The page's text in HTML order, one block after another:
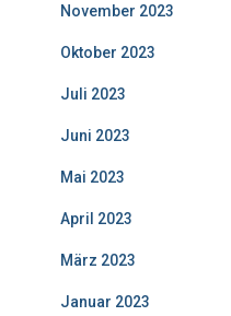
November 2023
Oktober 2023
Juli 2023
Juni 2023
Mai 2023
April 2023
März 2023
Januar 2023